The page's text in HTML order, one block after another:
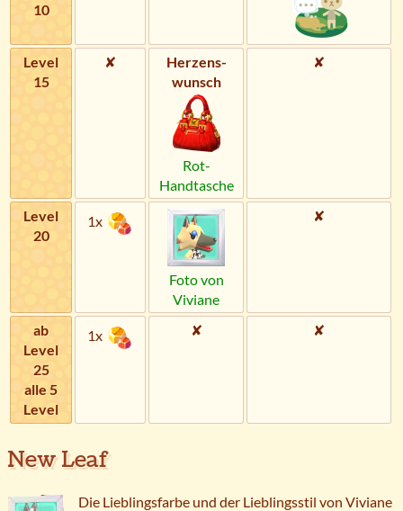
10
Level
15
✘
Herzens­
wunsch
Rot-
Handtasche
✘
Level
20
1x
Foto von
Viviane
✘
ab
Level
25
alle 5
Level
1x ✘ ✘
New Leaf
Die Lieblingsfarbe und der Lieblingsstil von Viviane